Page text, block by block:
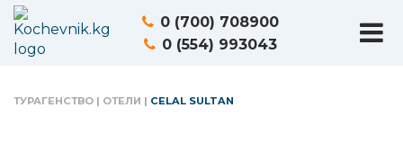
0 (700) 708900
0 (554) 993043
ТУРАГЕНСТВО | ОТЕЛИ | CELAL SULTAN